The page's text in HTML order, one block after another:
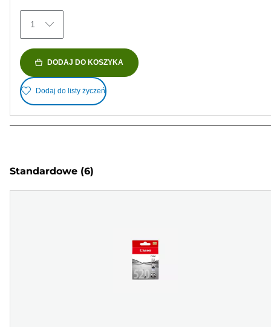
1
DODAJ DO KOSZYKA
Dodaj do listy życzeń
Standardowe (6)